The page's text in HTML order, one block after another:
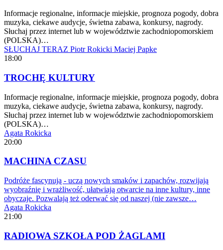
Informacje regionalne, informacje miejskie, prognoza pogody, dobra
muzyka, ciekawe audycje, świetna zabawa, konkursy, nagrody.
Słuchaj przez internet lub w województwie zachodniopomorskiem
(POLSKA)…
SŁUCHAJ TERAZ Piotr Rokicki Maciej Papke
18:00
TROCHĘ KULTURY
Informacje regionalne, informacje miejskie, prognoza pogody, dobra
muzyka, ciekawe audycje, świetna zabawa, konkursy, nagrody.
Słuchaj przez internet lub w województwie zachodniopomorskiem
(POLSKA)…
Agata Rokicka
20:00
MACHINA CZASU
Podróże fascynują - uczą nowych smaków i zapachów, rozwijają
wyobraźnię i wrażliwość, ułatwiają otwarcie na inne kultury, inne
obyczaje. Pozwalają też oderwać się od naszej (nie zawsze…
Agata Rokicka
21:00
RADIOWA SZKOŁA POD ŻAGLAMI